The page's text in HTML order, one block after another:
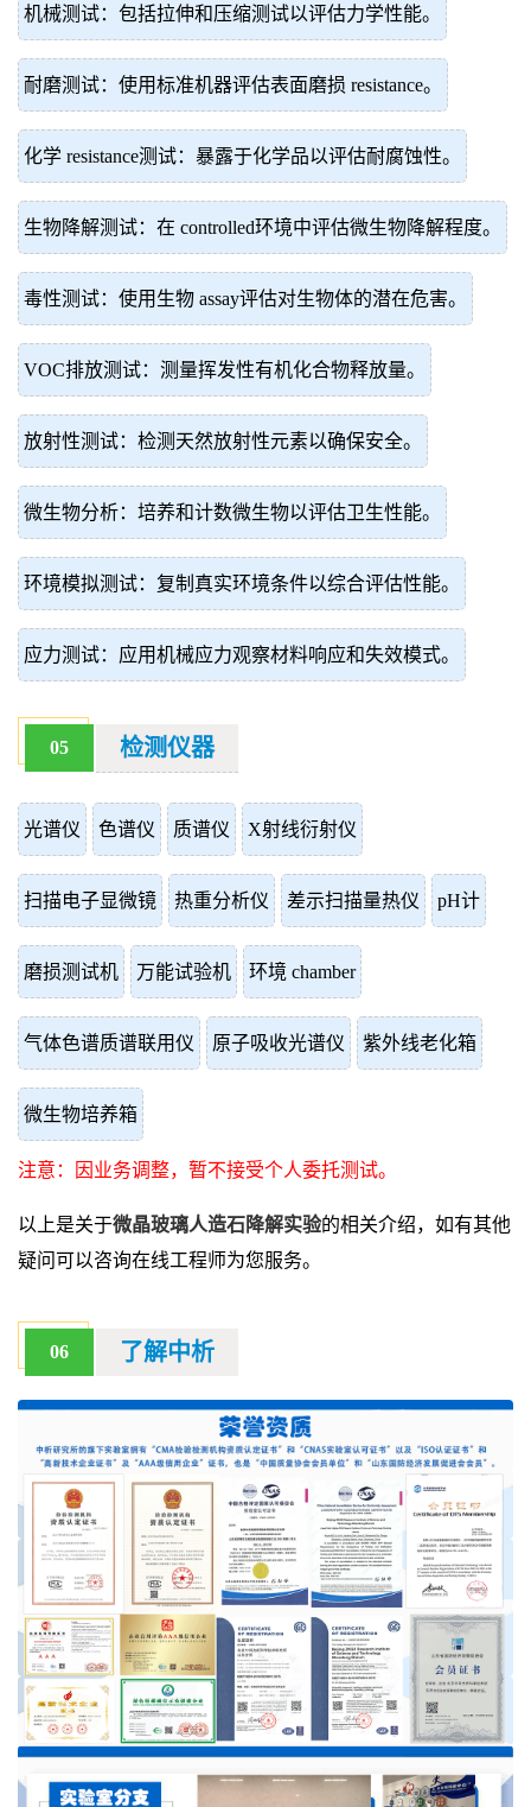
机械测试：包括拉伸和压缩测试以评估力学性能。
耐磨测试：使用标准机器评估表面磨损 resistance。
化学 resistance测试：暴露于化学品以评估耐腐蚀性。
生物降解测试：在 controlled环境中评估微生物降解程度。
毒性测试：使用生物 assay评估对生物体的潜在危害。
VOC排放测试：测量挥发性有机化合物释放量。
放射性测试：检测天然放射性元素以确保安全。
微生物分析：培养和计数微生物以评估卫生性能。
环境模拟测试：复制真实环境条件以综合评估性能。
应力测试：应用机械应力观察材料响应和失效模式。
05 检测仪器
光谱仪 色谱仪 质谱仪 X射线衍射仪
扫描电子显微镜 热重分析仪 差示扫描量热仪 pH计
磨损测试机 万能试验机 环境 chamber
气体色谱质谱联用仪 原子吸收光谱仪 紫外线老化箱
微生物培养箱
注意：因业务调整，暂不接受个人委托测试。
以上是关于微晶玻璃人造石降解实验的相关介绍，如有其他
疑问可以咨询在线工程师为您服务。
06 了解中析